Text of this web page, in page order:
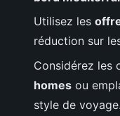
Utilisez les
réduction sur
Considérez les
homes ou
style de voyage.